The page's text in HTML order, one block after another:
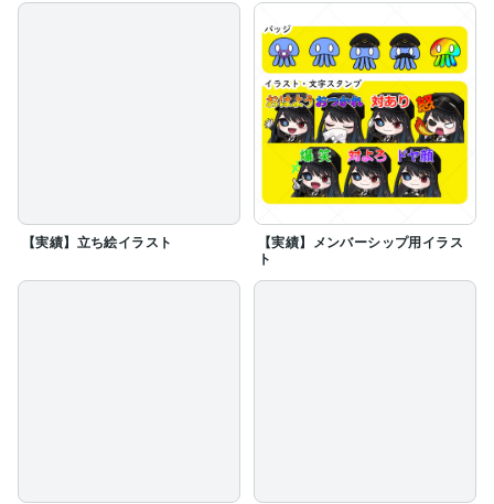
【実績】立ち絵イラスト
【実績】メンバーシップ用イラス
ト